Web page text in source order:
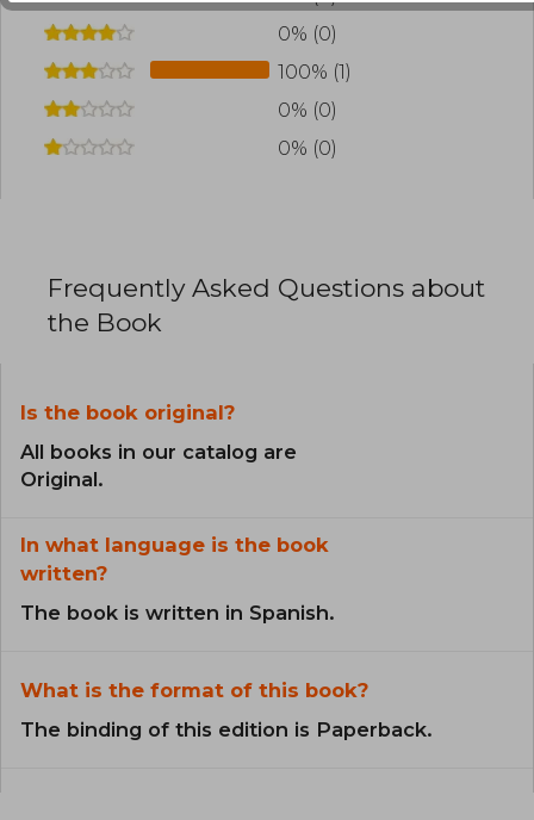
0% (0)
100% (1)
0% (0)
0% (0)
Frequently Asked Questions about
the Book
Is the book original?
All books in our catalog are
Original.
In what language is the book
written?
The book is written in Spanish.
What is the format of this book?
The binding of this edition is Paperback.